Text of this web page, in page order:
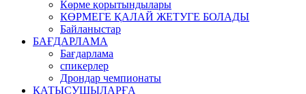
Көрме қорытындылары
КӨРМЕГЕ ҚАЛАЙ ЖЕТУГЕ БОЛАДЫ
Байланыстар
БАҒДАРЛАМА
Бағдарлама
спикерлер
Дрондар чемпионаты
ҚАТЫСУШЫЛАРҒА